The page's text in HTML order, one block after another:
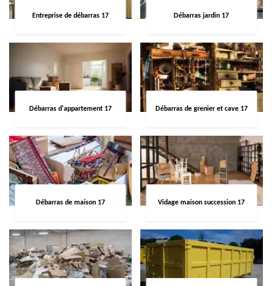
Entreprise de débarras 17 Débarras jardin 17
Débarras d'appartement 17 Débarras de grenier et cave 17
Débarras de maison 17 Vidage maison succession 17